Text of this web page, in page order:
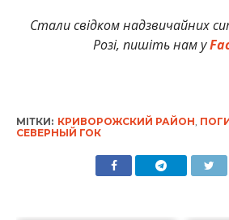
Стали свідком надзвичайних
Розі, пишіть нам у
МІТКИ: КРИВОРОЖСКИЙ РАЙОН,
СЕВЕРНЫЙ ГОК